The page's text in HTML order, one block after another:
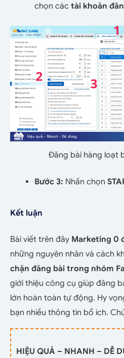
chọn các tài khoản
Đăng bài hàng loạt
Bước 3: Nhấn chọn
Kết luận
Bài viết trên đây Marketing 0
những nguyên nhân và cách
chặn đăng bài trong nhóm
giới thiệu công cụ giúp đăng
lớn hoàn toàn tự động. Hy
bạn nhiều thông tin bổ ích.
HIỆU QUẢ – NHANH – DỄ